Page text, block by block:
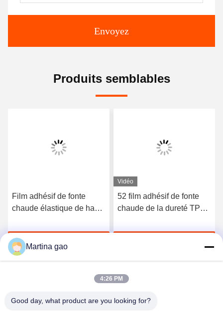
Envoyez
Produits semblables
Film adhésif de fonte
chaude élastique de haute
3412
Discuter Maintenant
Vidéo
52 film adhésif de fonte
chaude de la dureté TPU
vêtements sans couture
Martina gao
4:26 PM
Good day, what product are you looking for?